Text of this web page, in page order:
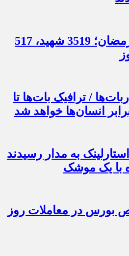
آمار شهدای جنگ رمضان؛ 3519 شهید، 517
/ ترافیک بات‌ها تا
به مدار رسیدند
بورس در معاملات روز